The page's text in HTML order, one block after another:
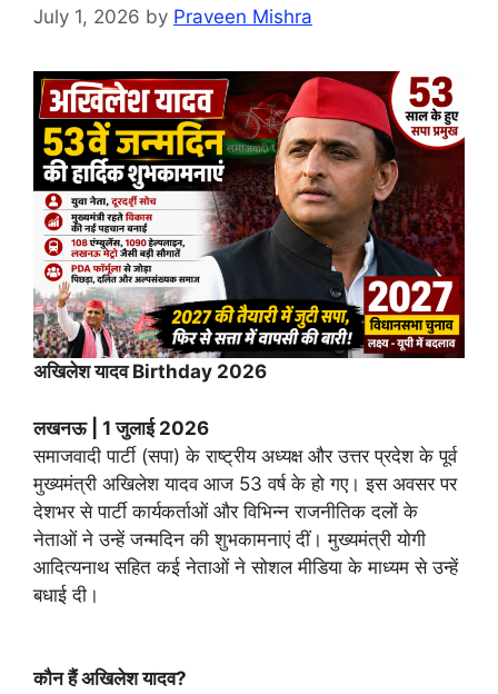
July 1, 2026 by Praveen Mishra
अखिलेश यादव Birthday 2026
लखनऊ | 1 जुलाई 2026
समाजवादी पार्टी (सपा) के राष्ट्रीय अध्यक्ष और उत्तर प्रदेश के पूर्व
मुख्यमंत्री अखिलेश यादव आज 53 वर्ष के हो गए। इस अवसर पर
देशभर से पार्टी कार्यकर्ताओं और विभिन्न राजनीतिक दलों के
नेताओं ने उन्हें जन्मदिन की शुभकामनाएं दीं। मुख्यमंत्री योगी
आदित्यनाथ सहित कई नेताओं ने सोशल मीडिया के माध्यम से उन्हें
बधाई दी।
कौन हैं अखिलेश यादव?